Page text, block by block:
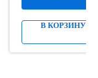
В КОРЗИНУ